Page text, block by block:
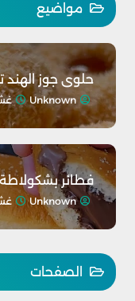
مواضيع
حلوى جوز
Unknown غشت
فطائر
Unknown غشت
الصفحات